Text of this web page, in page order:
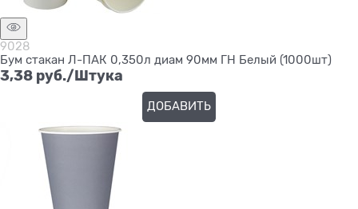
9028
Бум стакан Л-ПАК 0,350л диам 90мм ГН Белый (1000шт)
3,38 руб./Штука
ДОБАВИТЬ